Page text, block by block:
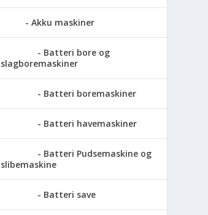
Akku maskiner
Batteri bore og
slagboremaskiner
Batteri boremaskiner
Batteri havemaskiner
Batteri Pudsemaskine og
slibemaskine
Batteri save